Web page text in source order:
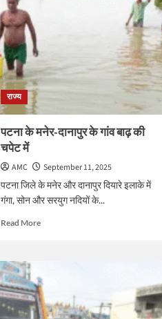
दरिंदगी,
फिर
चलती
फेंककर
भागे
राज्य
पटना के मनेर-दानापुर के गांव बाढ़ की
चपेट में
AMC
September 11, 2025
पटना जिले के मनेर और दानापुर दियारे इलाके में
गंगा, सोन और सरयुग नदियों के...
Read MoreRead
मनेर-
दानापुर
के